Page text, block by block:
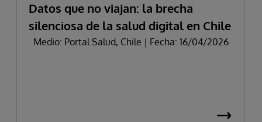
Datos que no viajan: la brecha
silenciosa de la salud digital en Chile
Medio: Portal Salud, Chile | Fecha: 16/04/2026